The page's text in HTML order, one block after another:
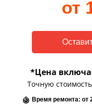
от
*Цена
Точную
Время ремонта: от